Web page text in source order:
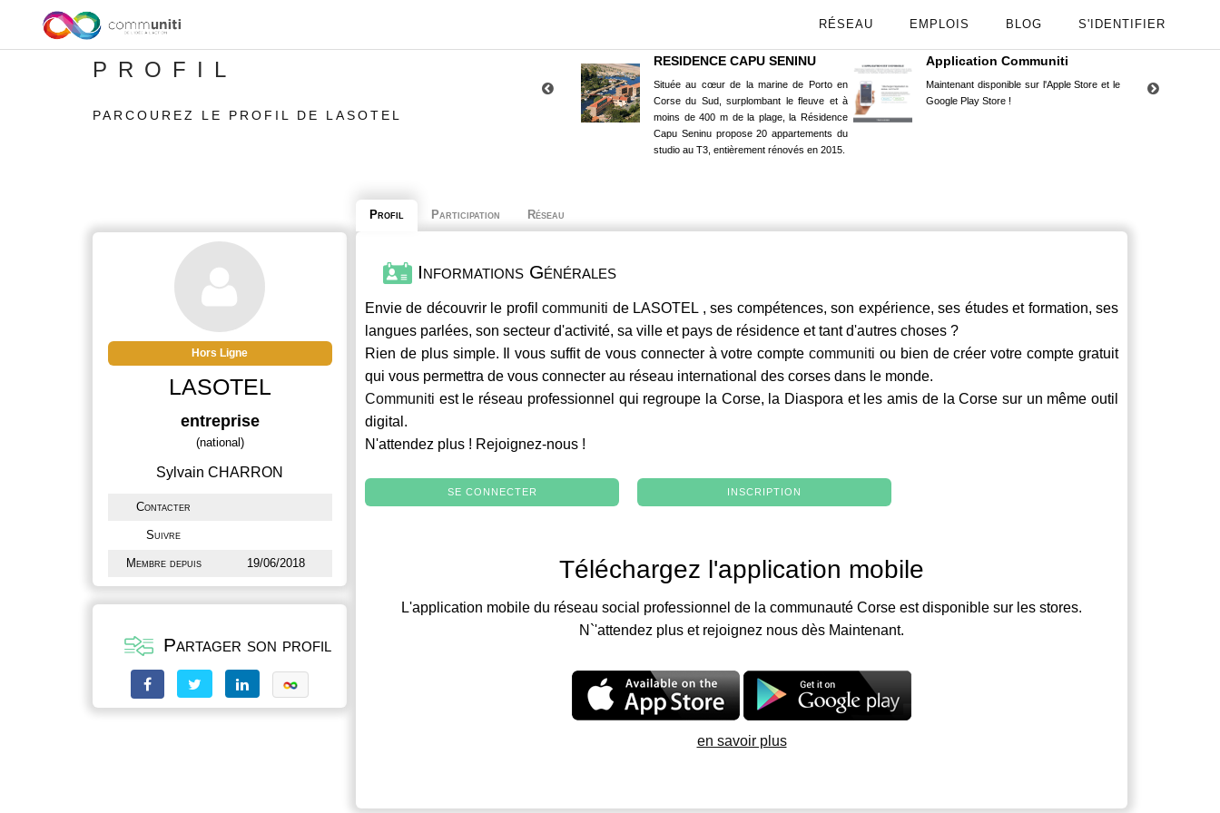
RÉSEAU EMPLOIS BLOG S'IDENTIFIER
PROFIL
PARCOUREZ LE PROFIL DE LASOTEL
RESIDENCE CAPU SENINU
Située au cœur de la marine de Porto en
Corse du Sud, surplombant le fleuve et à
moins de 400 m de la plage, la Résidence
Capu Seninu propose 20 appartements du
studio au T3, entièrement rénovés en 2015.
Application Communiti
Maintenant disponible sur l'Apple Store et le
Google Play Store !
Hors Ligne
LASOTEL
entreprise
(national)
Sylvain CHARRON
Contacter
Suivre
Membre depuis 19/06/2018
Partager son profil
Profil Participation Réseau
Informations Générales
Envie de découvrir le profilcommuniti de LASOTEL , ses compétences, son expérience, ses études et formation, ses
langues parlées, son secteur d'activité, sa ville et pays de résidence et tant d'autres choses ?
Rien de plus simple. Il vous suffit de vous connecter à votre comptecommuniti ou bien de créer votre compte gratuit
qui vous permettra de vous connecter au réseau international des corses dans le monde.
Communiti est le réseau professionnel qui regroupe la Corse, la Diaspora et les amis de la Corse sur un même outil
digital.
N'attendez plus ! Rejoignez-nous !
SE CONNECTER INSCRIPTION
Téléchargez l'application mobile
L'application mobile du réseau social professionnel de la communauté Corse est disponible sur les stores.
N`'attendez plus et rejoignez nous dès Maintenant.
en savoir plus